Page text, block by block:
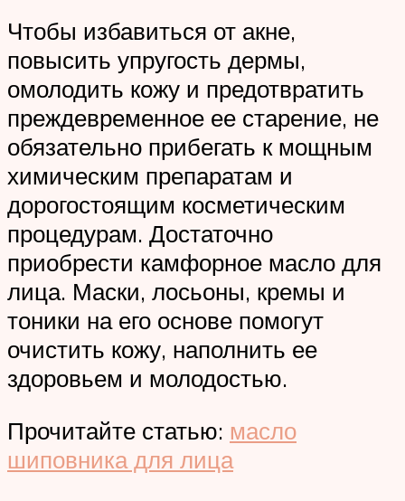
Чтобы избавиться от акне,
повысить упругость дермы,
омолодить кожу и предотвратить
преждевременное ее старение, не
обязательно прибегать к мощным
химическим препаратам и
дорогостоящим косметическим
процедурам. Достаточно
приобрести камфорное масло для
лица. Маски, лосьоны, кремы и
тоники на его основе помогут
очистить кожу, наполнить ее
здоровьем и молодостью.
Прочитайте статью: масло
шиповника для лица